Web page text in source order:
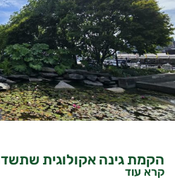
הקמת גינה אקולוגית
קרא עוד